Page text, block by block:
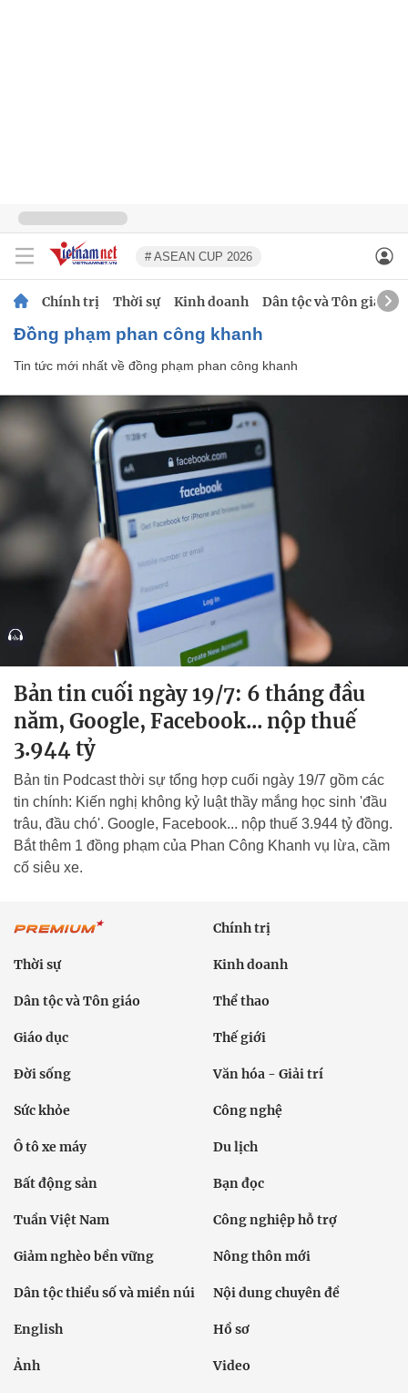
# ASEAN CUP 2026
Chính trị Thời sự Kinh doanh Dân tộc và Tôn giáo
đồng phạm phan công khanh
Tin tức mới nhất về đồng phạm phan công khanh
Bản tin cuối ngày 19/7: 6 tháng đầu
năm, Google, Facebook... nộp thuế
3.944 tỷ
Bản tin Podcast thời sự tổng hợp cuối ngày 19/7 gồm các
tin chính: Kiến nghị không kỷ luật thầy mắng học sinh 'đầu
trâu, đầu chó'. Google, Facebook... nộp thuế 3.944 tỷ đồng.
Bắt thêm 1 đồng phạm của Phan Công Khanh vụ lừa, cầm
cố siêu xe.
Chính trị
Thời sự Kinh doanh
Dân tộc và Tôn giáo Thể thao
Giáo dục Thế giới
Đời sống Văn hóa - Giải trí
Sức khỏe Công nghệ
Ô tô xe máy Du lịch
Bất động sản Bạn đọc
Tuần Việt Nam Công nghiệp hỗ trợ
Giảm nghèo bền vững Nông thôn mới
Dân tộc thiểu số và miền núi Nội dung chuyên đề
English Hồ sơ
Ảnh Video